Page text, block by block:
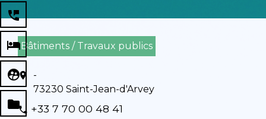
perm_phone_msg
local_hotel
supervised_user_circle
folder
Bâtiments / Travaux publics
location_on
-
73230 Saint-Jean-d'Arvey
phone +33 7 70 00 48 41